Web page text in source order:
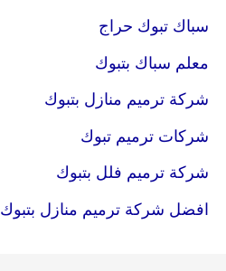
سباك تبوك حراج
معلم سباك بتبوك
شركة ترميم منازل بتبوك
شركات ترميم تبوك
شركة ترميم فلل بتبوك
افضل شركة ترميم منازل بتبوك